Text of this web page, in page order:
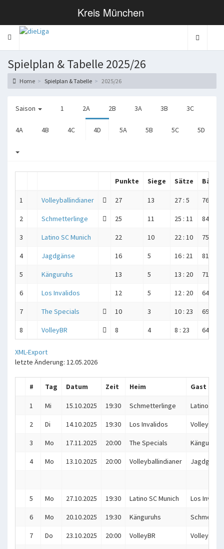
Kreis München
Toggle navigation
Spielplan & Tabelle 2025/26
Home Spielplan & Tabelle 2025/26
Saison 1 2A 2B 3A 3B 3C
4A 4B 4C 4D 5A 5B 5C 5D
Punkte Siege Sätze Bälle
1 Volleyballindianer 27 13 27 : 5 766 :
2 Schmetterlinge 25 11 25 : 11 844 :
3 Latino SC Munich 22 10 22 : 10 751 :
4 Jagdgänse 16 5 16 : 21 811 :
5 Känguruhs 13 5 13 : 20 717 :
6 Los Invalidos 12 5 12 : 20 642 :
7 The Specials 10 3 10 : 23 690 :
8 VolleyBR 8 4 8 : 23 640 :
XML-Export
letzte Änderung: 12.05.2026
# Tag Datum Zeit Heim Gast
1 Mi 15.10.2025 19:30 Schmetterlinge Latino SC
2 Di 14.10.2025 19:30 Los Invalidos VolleyBR
3 Mo 17.11.2025 20:00 The Specials Känguruhs
4 Mo 13.10.2025 20:00 Volleyballindianer Jagdgänse
5 Mo 27.10.2025 19:30 Latino SC Munich Los
6 Mo 20.10.2025 19:30 Känguruhs
7 Do 23.10.2025 20:00 VolleyBR